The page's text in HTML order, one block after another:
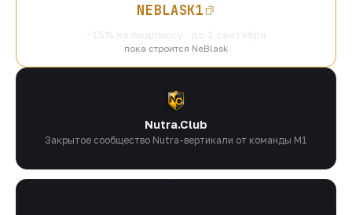
NEBLASK1
пока строится NeBlask
Nutra.Club
Закрытое сообщество Nutra-вертикали от команды M1